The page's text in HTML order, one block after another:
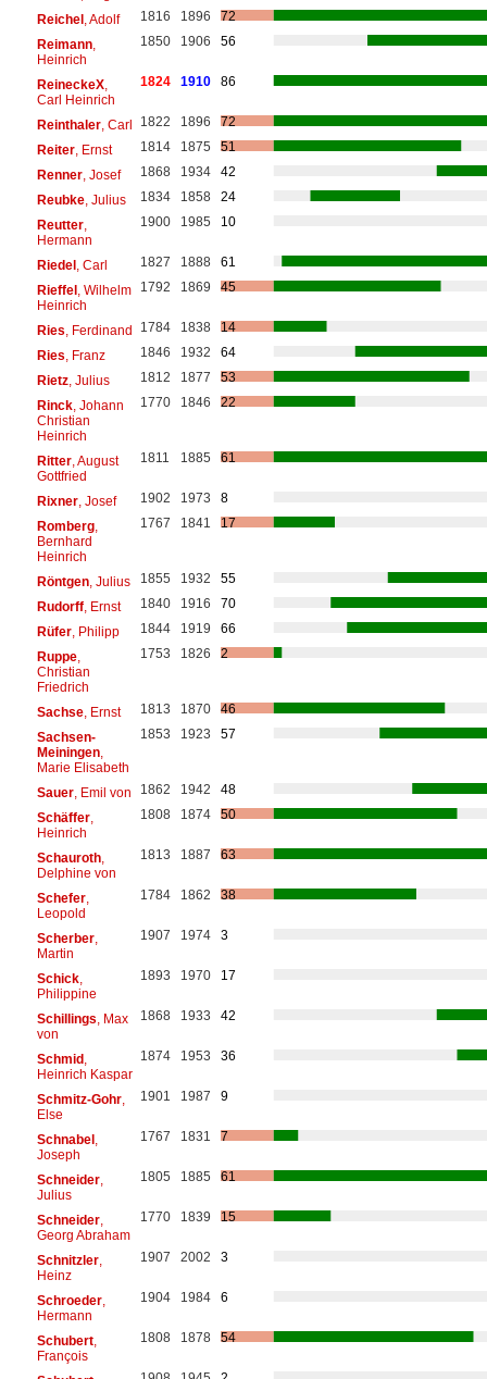
Reichel, Adolf 1816 1896
72
Reimann,
Heinrich
1850 1906 56
ReineckeX,
Carl Heinrich
1824 1910 86
Reinthaler, Carl 1822 1896
72
Reiter, Ernst 1814 1875
51
Renner, Josef 1868 1934
42
Reubke, Julius 1834 1858
24
Reutter,
Hermann
1900 1985 10
Riedel, Carl 1827 1888
61
Rieffel, Wilhelm
Heinrich
1792 1869 45
Ries , Ferdinand 1784 1838
14
Ries , Franz 1846 1932
64
Rietz, Julius 1812 1877
53
Rinck, Johann
Christian
Heinrich
1770 1846 22
Ritter, August
Gottfried
1811 1885 61
Rixner, Josef 1902 1973
8
Romberg,
Bernhard
Heinrich
1767 1841 17
Röntgen, Julius 1855 1932
55
Rudorff, Ernst 1840 1916
70
Rüfer, Philipp 1844 1919
66
Ruppe,
Christian
Friedrich
1753 1826 2
Sachse, Ernst 1813 1870
46
Sachsen-
Meiningen,
Marie Elisabeth
1853 1923 57
Sauer, Emil von 1862 1942
48
Schäffer,
Heinrich
1808 1874 50
Schauroth,
Delphine von
1813 1887 63
Schefer,
Leopold
1784 1862 38
Scherber,
Martin
1907 1974 3
Schick,
Philippine
1893 1970 17
Schillings , Max
von
1868 1933 42
Schmid,
Heinrich Kaspar
1874 1953 36
Schmitz-Gohr,
Else
1901 1987 9
Schnabel,
Joseph
1767 1831 7
Schneider,
Julius
1805 1885 61
Schneider,
Georg Abraham
1770 1839 15
Schnitzler,
Heinz
1907 2002 3
Schroeder,
Hermann
1904 1984 6
Schubert,
François
1808 1878 54